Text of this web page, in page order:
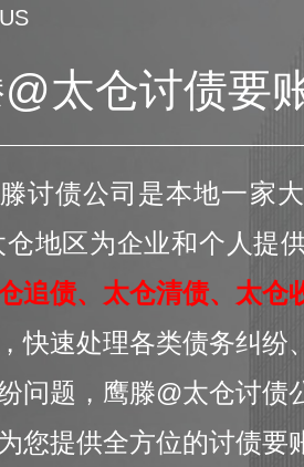
太仓讨债要
讨债公司是本地一家
仓地区为企业和个人提
追债、太仓清债、太仓
快速处理各类债务纠纷
问题，鹰滕@太仓讨债
您提供全方位的讨债要